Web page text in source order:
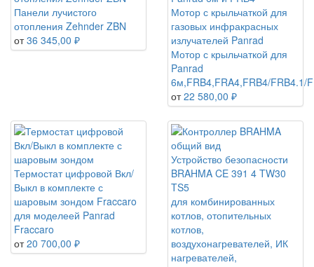
Панели лучистого
отопления Zehnder ZBN
от 36 345,00 ₽
Мотор с крыльчаткой для
газовых инфракрасных
излучателей Panrad
Мотор с крыльчаткой для
Panrad
6м,FRB4,FRA4,FRB4/FRB4.1/
от 22 580,00 ₽
Термостат цифровой Вкл/
Выкл в комплекте с
шаровым зондом Fraccaro
для моделеей Panrad
Fraccaro
от 20 700,00 ₽
Устройство безопасности
BRAHMA CE 391 4 TW30
TS5
для комбинированных
котлов, отопительных
котлов,
воздухонагревателей, ИК
нагревателей,